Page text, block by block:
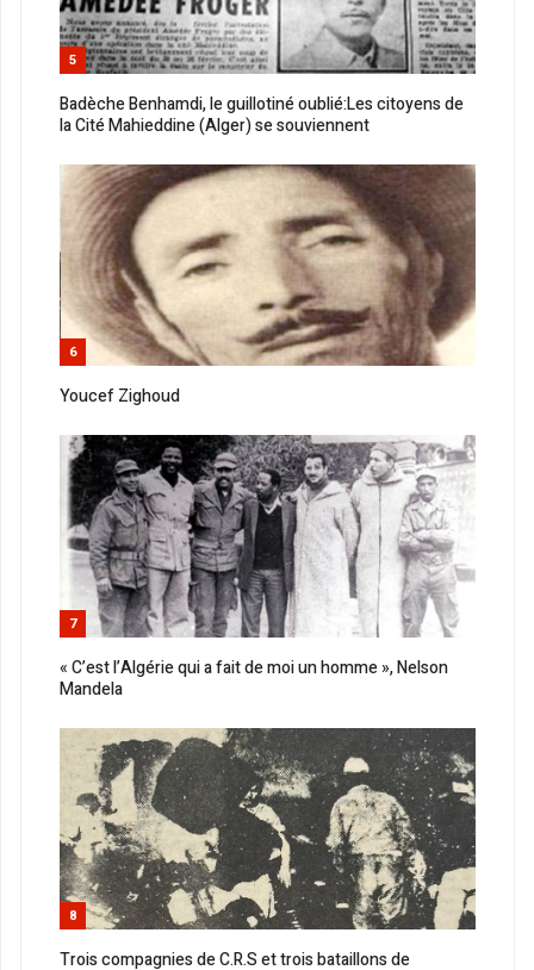
5
Badèche Benhamdi, le guillotiné oublié:Les citoyens de
la Cité Mahieddine (Alger) se souviennent
6
Youcef Zighoud
7
« C’est l’Algérie qui a fait de moi un homme », Nelson
Mandela
8
Trois compagnies de C.R.S et trois bataillons de